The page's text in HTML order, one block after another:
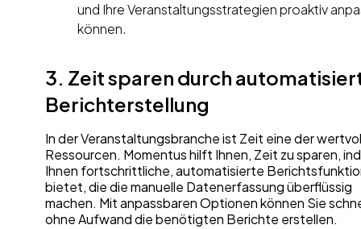
und Ihre Veranstaltungsstrategien proaktiv
können.
3. Zeit sparen durch
Berichterstellung
In der Veranstaltungsbranche ist Zeit eine der
Ressourcen. Momentus hilft Ihnen, Zeit zu sparen,
Ihnen fortschrittliche, automatisierte
bietet, die die manuelle Datenerfassung überflüssig
machen. Mit anpassbaren Optionen können Sie
ohne Aufwand die benötigten Berichte erstellen.